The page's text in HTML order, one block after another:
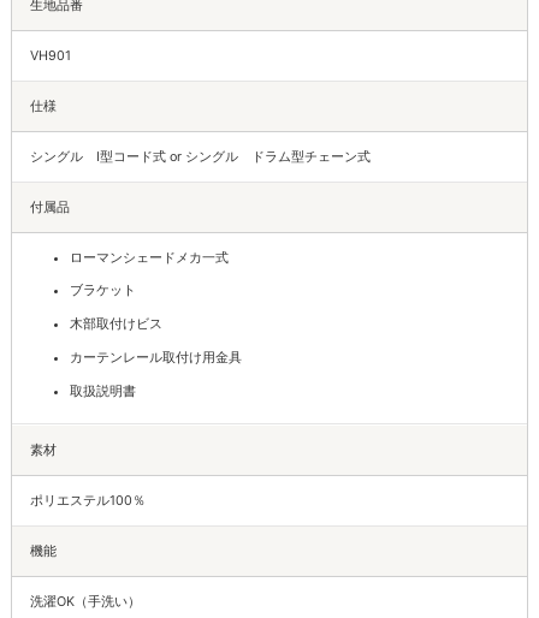
生地品番
VH901
仕様
シングル I型コード式 or シングル ドラム型チェーン式
付属品
ローマンシェードメカ一式
ブラケット
木部取付けビス
カーテンレール取付け用金具
取扱説明書
素材
ポリエステル100％
機能
洗濯OK（手洗い）